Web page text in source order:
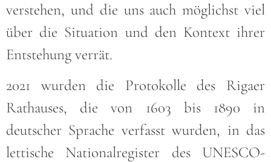
verstehen, und die uns auch möglichst viel
über die Situation und den Kontext ihrer
Entstehung verrät.
2021 wurden die Protokolle des Rigaer
Rathauses, die von 1603 bis 1890 in
deutscher Sprache verfasst wurden, in das
lettische Nationalregister des UNESCO-